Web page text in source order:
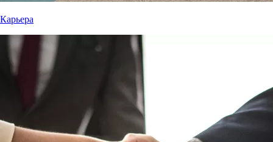
Карьера